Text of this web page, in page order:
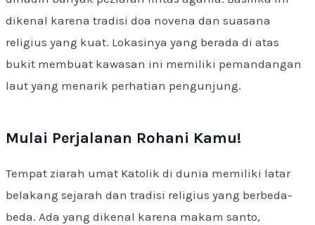
dikenal karena tradisi doa novena dan suasana
religius yang kuat. Lokasinya yang berada di atas
bukit membuat kawasan ini memiliki pemandangan
laut yang menarik perhatian pengunjung.
Mulai Perjalanan Rohani Kamu!
Tempat ziarah umat Katolik di dunia memiliki latar
belakang sejarah dan tradisi religius yang berbeda-
beda. Ada yang dikenal karena makam santo,